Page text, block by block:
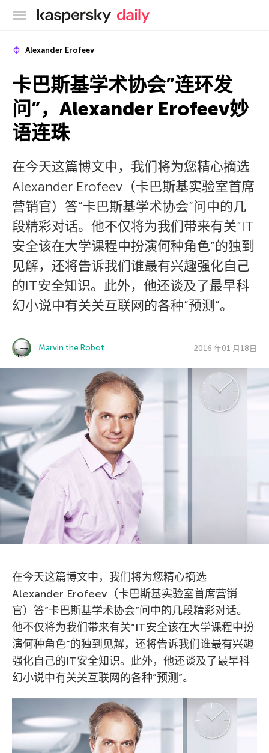
卡巴斯基官方博客
Alexander Erofeev
卡巴斯基学术协会”连环发
问”，Alexander Erofeev妙
语连珠
在今天这篇博文中，我们将为您精心摘选
Alexander Erofeev（卡巴斯基实验室首席
营销官）答”卡巴斯基学术协会”问中的几
段精彩对话。他不仅将为我们带来有关”IT
安全该在大学课程中扮演何种角色”的独到
见解，还将告诉我们谁最有兴趣强化自己
的IT安全知识。此外，他还谈及了最早科
幻小说中有关关互联网的各种”预测”。
Marvin the Robot 2016 年01 月18日
在今天这篇博文中，我们将为您精心摘选
Alexander Erofeev（卡巴斯基实验室首席营销
官）答”卡巴斯基学术协会”问中的几段精彩对话。
他不仅将为我们带来有关”IT安全该在大学课程中扮
演何种角色”的独到见解，还将告诉我们谁最有兴趣
强化自己的IT安全知识。此外，他还谈及了最早科
幻小说中有关关互联网的各种”预测”。